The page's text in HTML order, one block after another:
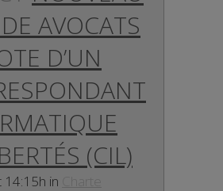
AVOCATS
D’UN
(CIL)
14:15h in